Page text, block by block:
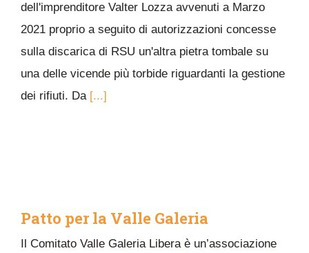
dell'imprenditore Valter Lozza avvenuti a Marzo
2021 proprio a seguito di autorizzazioni concesse
sulla discarica di RSU un'altra pietra tombale su
una delle vicende più torbide riguardanti la gestione
dei rifiuti. Da [...]
Patto per la Valle Galeria
Il Comitato Valle Galeria Libera è un’associazione